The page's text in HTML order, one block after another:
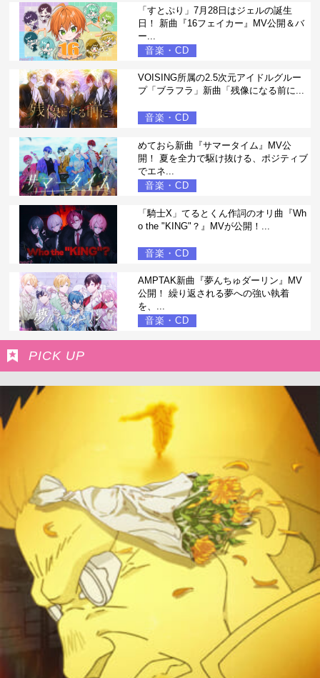
「すとぷり」7月28日はジェルの誕生
日！ 新曲『16フェイカー』MV公開＆バ
ー...
音楽・CD
VOISING所属の2.5次元アイドルグルー
プ「ブラフラ」新曲「残像になる前に...
音楽・CD
めておら新曲『サマータイム』MV公
開！ 夏を全力で駆け抜ける、ポジティブ
でエネ...
音楽・CD
「騎士X」てるとくん作詞のオリ曲『Wh
o the "KING"？』MVが公開！...
音楽・CD
AMPTAK新曲『夢んちゅダーリン』MV
公開！ 繰り返される夢への強い執着
を、...
音楽・CD
PICK UP